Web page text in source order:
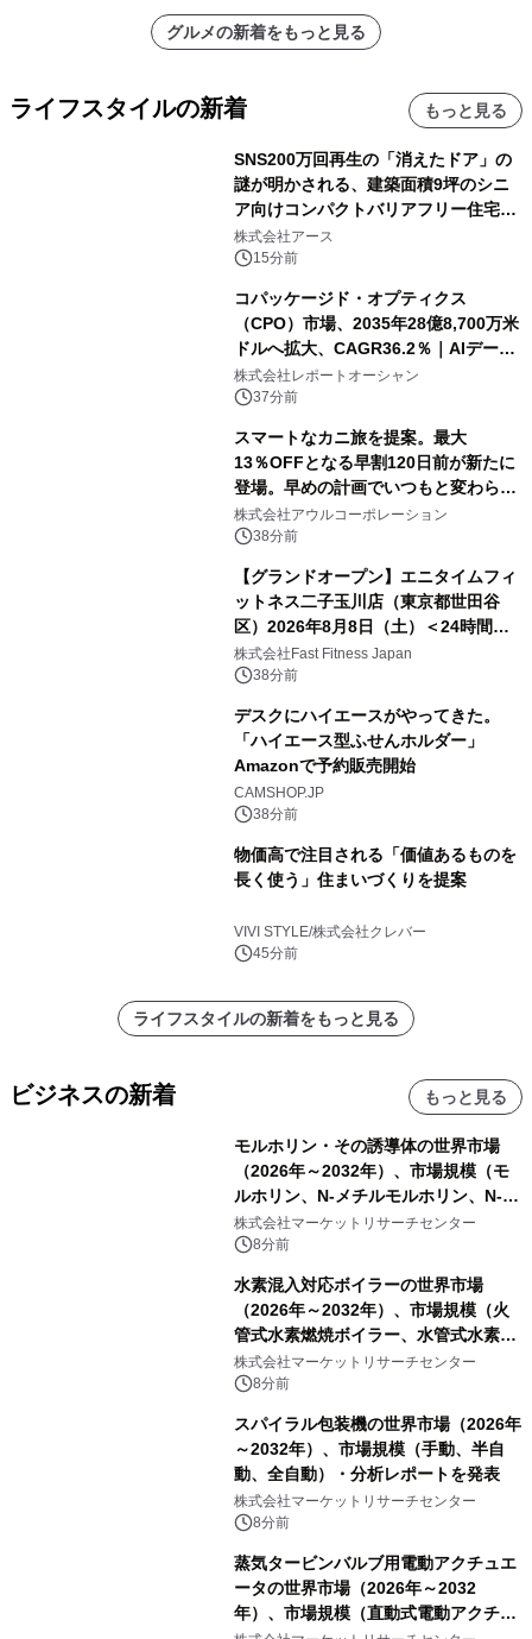
グルメの新着をもっと見る
ライフスタイルの新着 もっと見る
SNS200万回再生の「消えたドア」の
謎が明かされる、建築面積9坪のシニ
ア向けコンパクトバリアフリー住宅が
誕生
株式会社アース
15分前
コパッケージド・オプティクス
（CPO）市場、2035年28億8,700万米
ドルへ拡大、CAGR36.2％｜AIデータ
センター・高速光通信需要が成長を加
速
株式会社レポートオーシャン
37分前
スマートなカニ旅を提案。最大
13％OFFとなる早割120日前が新たに
登場。早めの計画でいつもと変わらぬ
大人の冬旅を。ー夕日ヶ浦温泉「佳松
苑 別邸ふうか」ー
株式会社アウルコーポレーション
38分前
【グランドオープン】エニタイムフィ
ットネス二子玉川店（東京都世田谷
区）2026年8月8日（土）＜24時間年
中無休のフィットネスジム＞
株式会社Fast Fitness Japan
38分前
デスクにハイエースがやってきた。
「ハイエース型ふせんホルダー」
Amazonで予約販売開始
CAMSHOP.JP
38分前
物価高で注目される「価値あるものを
長く使う」住まいづくりを提案
VIVI STYLE/株式会社クレバー
45分前
ライフスタイルの新着をもっと見る
ビジネスの新着 もっと見る
モルホリン・その誘導体の世界市場
（2026年～2032年）、市場規模（モ
ルホリン、N-メチルモルホリン、N-エ
チルモルホリン、その他）・分析レポ
ートを発表
株式会社マーケットリサーチセンター
8分前
水素混入対応ボイラーの世界市場
（2026年～2032年）、市場規模（火
管式水素燃焼ボイラー、水管式水素燃
焼ボイラー、その他）・分析レポート
を発表
株式会社マーケットリサーチセンター
8分前
スパイラル包装機の世界市場（2026年
～2032年）、市場規模（手動、半自
動、全自動）・分析レポートを発表
株式会社マーケットリサーチセンター
8分前
蒸気タービンバルブ用電動アクチュエ
ータの世界市場（2026年～2032
年）、市場規模（直動式電動アクチュ